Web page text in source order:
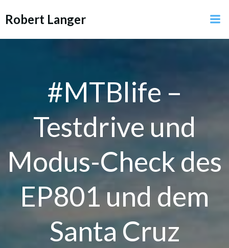
Robert Langer
#MTBlife –
Testdrive und
Modus-Check des
EP801 und dem
Santa Cruz